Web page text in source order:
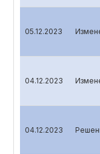
05.12.2023
04.12.2023
04.12.2023